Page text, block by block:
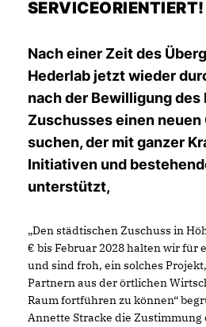
ERVICEORIENTIERT!
Nach einer Zeit des
Hederlab jetzt wieder
nach der Bewilligung des
Zuschusses einen
suchen, der mit ganzer
Initiativen und
unterstützt,
Den städtischen Zuschuss in
bis Februar 2028 halten wir für
und sind froh, ein solches
Partnern aus der örtlichen
Raum fortführen zu können“
Annette Stracke die Zustimmung